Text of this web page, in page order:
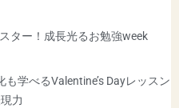
ター！成長光るお勉強week
も学べるValentine’s Dayレッスン
力